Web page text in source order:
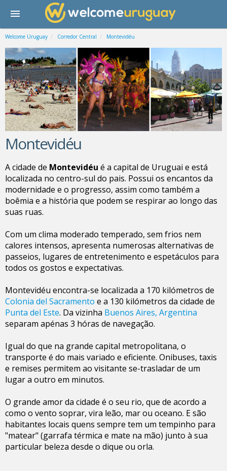
Welcome Uruguay Corredor Central Montevidéu
Montevidéu
A cidade de Montevidéu é a capital de Uruguai e está
localizada no centro-sul do pais. Possui os encantos da
modernidade e o progresso, assim como também a
boêmia e a história que podem se respirar ao longo das
suas ruas.
Com um clima moderado temperado, sem frios nem
calores intensos, apresenta numerosas alternativas de
passeios, lugares de entretenimento e espetáculos para
todos os gostos e expectativas.
Montevidéu encontra-se localizada a 170 kilómetros de
Colonia del Sacramento e a 130 kilómetros da cidade de
Punta del Este. Da vizinha Buenos Aires, Argentina
separam apénas 3 hóras de navegação.
Igual do que na grande capital metropolitana, o
transporte é do mais variado e eficiente. Onibuses, taxis
e remises permitem ao visitante se-trasladar de um
lugar a outro em minutos.
O grande amor da cidade é o seu rio, que de acordo a
como o vento soprar, vira leão, mar ou oceano. E são
habitantes locais quens sempre tem um tempinho para
"matear" (garrafa térmica e mate na mão) junto à sua
particular beleza desde o dique ou orla.